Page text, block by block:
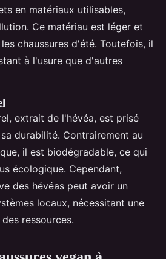
en matériaux utilisables,
Ce matériau est léger et
chaussures d'été. Toutefois, il
à l'usure que d'autres
extrait de l'hévéa, est prisé
durabilité. Contrairement au
il est biodégradable, ce qui
écologique. Cependant,
des hévéas peut avoir un
locaux, nécessitant une
ressources.